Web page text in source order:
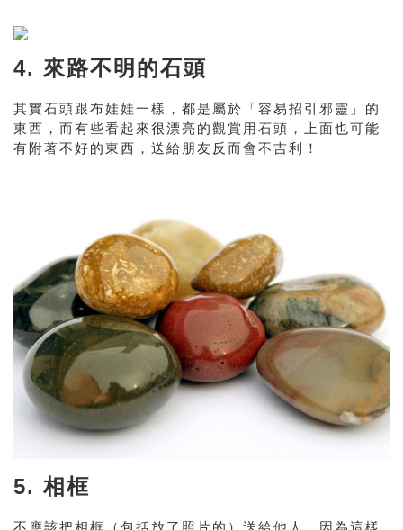
4. 來路不明的石頭
其實石頭跟布娃娃一樣，都是屬於「容易招引邪靈」的
東西，而有些看起來很漂亮的觀賞用石頭，上面也可能
有附著不好的東西，送給朋友反而會不吉利！
5. 相框
不應該把相框（包括放了照片的）送給他人，因為這樣